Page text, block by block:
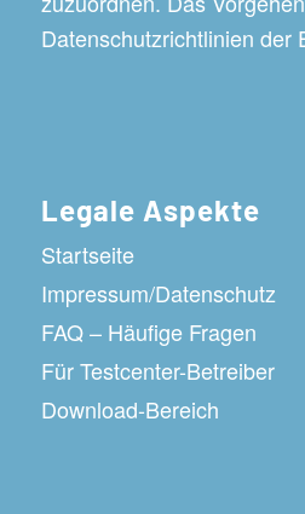
Datenschutzrichtlinien der
Legale Aspekte
Startseite
Impressum/Datenschutz
FAQ – Häufige Fragen
Für Testcenter-Betreiber
Download-Bereich